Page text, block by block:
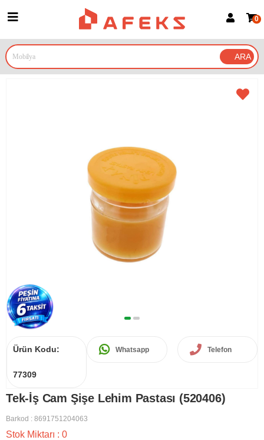
Google İle Bağlan
0
Ürün Kodu:
77309
Whatsapp Telefon
Tek-İş Cam Şişe Lehim Pastası (520406)
Barkod : 8691751204063
Stok Miktarı : 0